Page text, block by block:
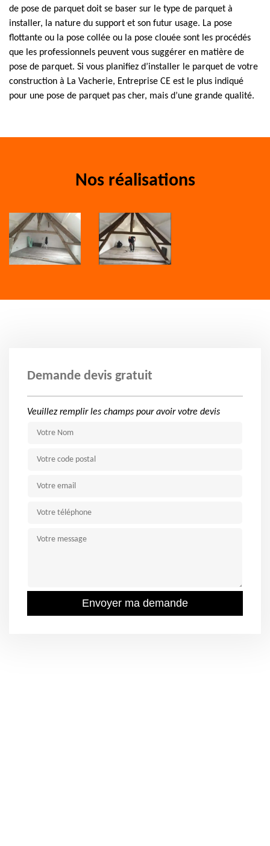
de pose de parquet doit se baser sur le type de parquet à
installer, la nature du support et son futur usage. La pose
flottante ou la pose collée ou la pose clouée sont les procédés
que les professionnels peuvent vous suggérer en matière de
pose de parquet. Si vous planifiez d’installer le parquet de votre
construction à La Vacherie, Entreprise CE est le plus indiqué
pour une pose de parquet pas cher, mais d’une grande qualité.
Nos réalisations
Demande devis gratuit
Veuillez remplir les champs pour avoir votre devis